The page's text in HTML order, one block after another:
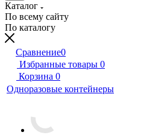
Каталог
По всему сайту
По каталогу
Сравнение0
Избранные товары 0
Корзина 0
Одноразовые контейнеры